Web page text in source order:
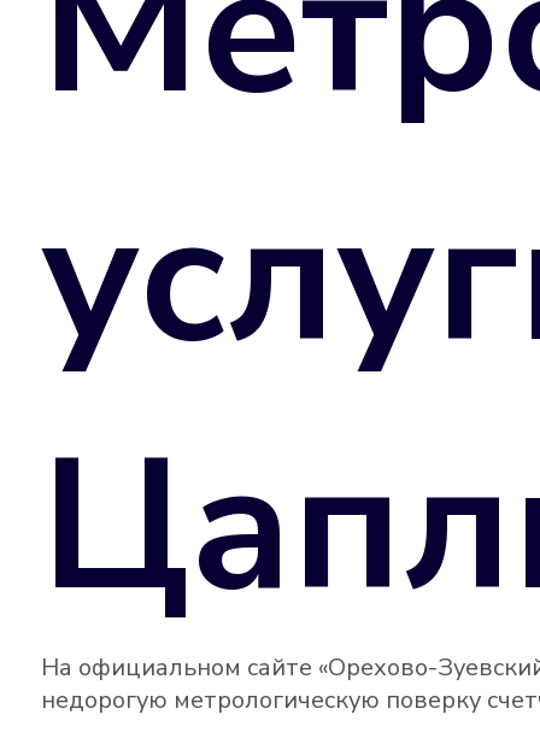
На официальном сайте «Орехово-
недорогую метрологическую поверку